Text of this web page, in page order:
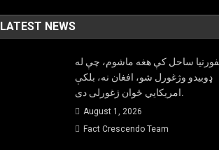
LATEST NEWS
ساحل کې هغه ماشوم، چې له
ډوبیدو وژغورل شو، افغان نه، بلکې
امریکایي ځوان ژغورلی دی.
August 1, 2026
Fact Crescendo Team